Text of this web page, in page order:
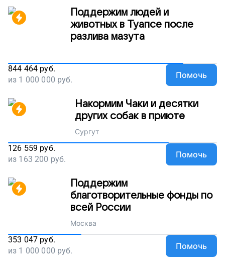
Поддержим людей и
животных в Туапсе после
разлива мазута
844 464 руб.
из 1 000 000 руб. Помочь
Накормим Чаки и десятки
других собак в приюте
Сургут
126 559 руб.
из 163 200 руб. Помочь
Поддержим
благотворительные фонды по
всей России
Москва
353 047 руб.
из 1 000 000 руб. Помочь